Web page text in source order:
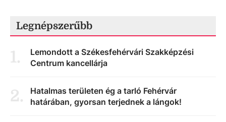
Legnépszerűbb
1.
Lemondott a Székesfehérvári Szakképzési
Centrum kancellárja
2.
Hatalmas területen ég a tarló Fehérvár
határában, gyorsan terjednek a lángok!